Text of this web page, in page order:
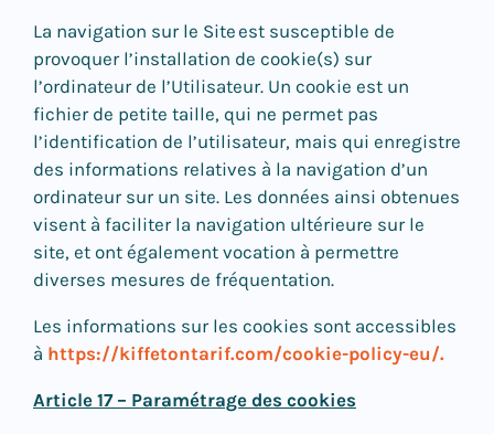
La navigation sur le Site est susceptible de
provoquer l’installation de cookie(s) sur
l’ordinateur de l’Utilisateur. Un cookie est un
fichier de petite taille, qui ne permet pas
l’identification de l’utilisateur, mais qui enregistre
des informations relatives à la navigation d’un
ordinateur sur un site. Les données ainsi obtenues
visent à faciliter la navigation ultérieure sur le
site, et ont également vocation à permettre
diverses mesures de fréquentation.
Les informations sur les cookies sont accessibles
à https://kiffetontarif.com/cookie-policy-eu/.
Article 17 – Paramétrage des cookies